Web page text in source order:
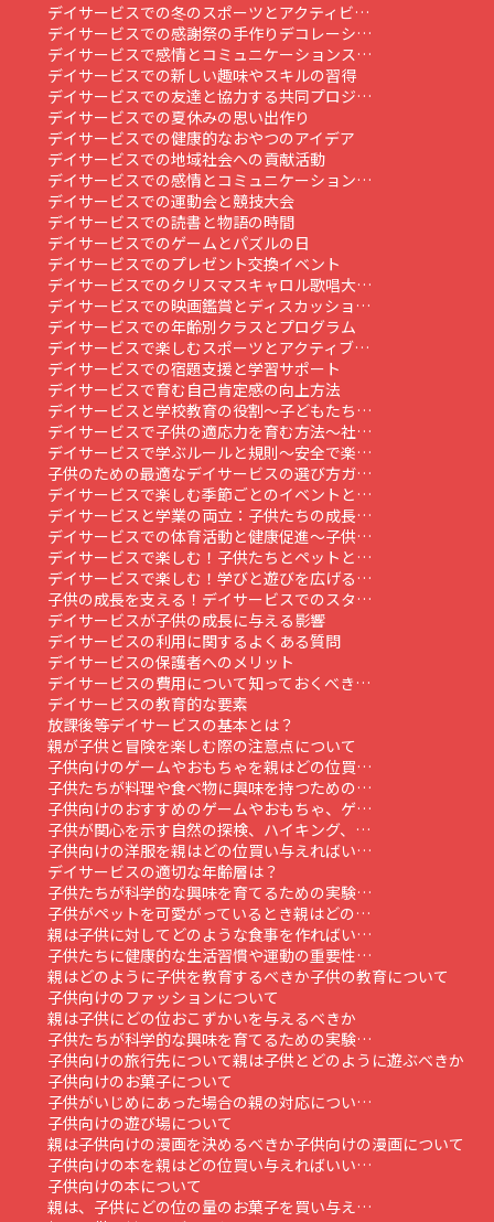
デイサービスでの冬のスポーツとアクティビ…
デイサービスでの感謝祭の手作りデコレーシ…
デイサービスで感情とコミュニケーションス…
デイサービスでの新しい趣味やスキルの習得
デイサービスでの友達と協力する共同プロジ…
デイサービスでの夏休みの思い出作り
デイサービスでの健康的なおやつのアイデア
デイサービスでの地域社会への貢献活動
デイサービスでの感情とコミュニケーション…
デイサービスでの運動会と競技大会
デイサービスでの読書と物語の時間
デイサービスでのゲームとパズルの日
デイサービスでのプレゼント交換イベント
デイサービスでのクリスマスキャロル歌唱大…
デイサービスでの映画鑑賞とディスカッショ…
デイサービスでの年齢別クラスとプログラム
デイサービスで楽しむスポーツとアクティブ…
デイサービスでの宿題支援と学習サポート
デイサービスで育む自己肯定感の向上方法
デイサービスと学校教育の役割～子どもたち…
デイサービスで子供の適応力を育む方法～社…
デイサービスで学ぶルールと規則～安全で楽…
子供のための最適なデイサービスの選び方ガ…
デイサービスで楽しむ季節ごとのイベントと…
デイサービスと学業の両立：子供たちの成長…
デイサービスでの体育活動と健康促進～子供…
デイサービスで楽しむ！子供たちとペットと…
デイサービスで楽しむ！学びと遊びを広げる…
子供の成長を支える！デイサービスでのスタ…
デイサービスが子供の成長に与える影響
デイサービスの利用に関するよくある質問
デイサービスの保護者へのメリット
デイサービスの費用について知っておくべき…
デイサービスの教育的な要素
放課後等デイサービスの基本とは？
親が子供と冒険を楽しむ際の注意点について
子供向けのゲームやおもちゃを親はどの位買…
子供たちが料理や食べ物に興味を持つための…
子供向けのおすすめのゲームやおもちゃ、ゲ…
子供が関心を示す自然の探検、ハイキング、…
子供向けの洋服を親はどの位買い与えればい…
デイサービスの適切な年齢層は？
子供たちが科学的な興味を育てるための実験…
子供がペットを可愛がっているとき親はどの…
親は子供に対してどのような食事を作ればい…
子供たちに健康的な生活習慣や運動の重要性…
親はどのように子供を教育するべきか子供の教育について
子供向けのファッションについて
親は子供にどの位おこずかいを与えるべきか
子供たちが科学的な興味を育てるための実験…
子供向けの旅行先について親は子供とどのように遊ぶべきか
子供向けのお菓子について
子供がいじめにあった場合の親の対応につい…
子供向けの遊び場について
親は子供向けの漫画を決めるべきか子供向けの漫画について
子供向けの本を親はどの位買い与えればいい…
子供向けの本について
親は、子供にどの位の量のお菓子を買い与え…